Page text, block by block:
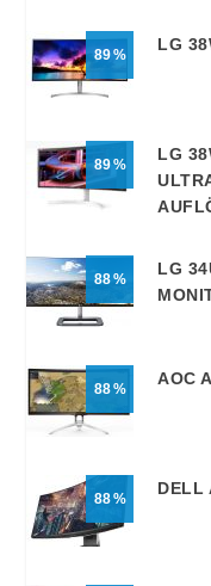
89
LG
89
LG
88
LG
88
AOC
88
DELL